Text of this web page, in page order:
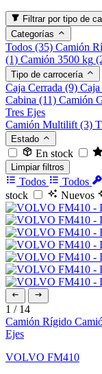
Filtrar por tipo de
Categorías
Todos (35) Camión
(1) Camión 3500 kg
Tipo de carrocería
Caja Cerrada (9)
Cabina (11) Camión
Tres Ejes
Camión Multilift (3)
Estado
En stock
Limpiar filtros
Todos Todos
stock
Nuevos
1 / 14
Camión Rígido
Ejes
VOLVO FM410